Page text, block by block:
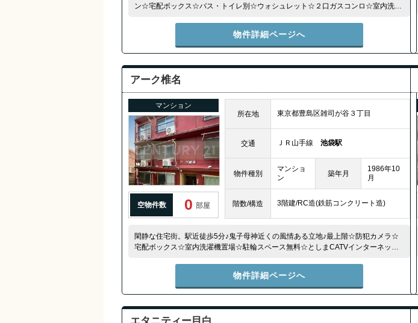
ン☆宅配ボックス☆バス・トイレ別☆ウォシュレット☆２口ガスコンロ☆室内洗濯
物件詳細ページへ
アーク椎名
マンション
空物件数 0 部屋
所在地 東京都豊島区雑司が谷３丁目
交通 ＪＲ山手線 池袋駅
物件種別
マンショ
ン
築年月
1986年10
月
階数/構造 3階建/RC造(鉄筋コンクリート造)
閑静な住宅街。駅近徒歩5分♪鬼子母神近くの風情ある立地♪最上階☆防犯カメラ☆
宅配ボックス☆室内洗濯機置場☆駐輪スペース無料☆としまCATVインターネット
物件詳細ページへ
エタニティー目白